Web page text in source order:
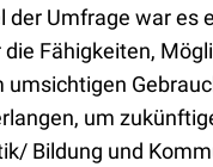
der Umfrage war es
Fähigkeiten,
um
Bildung und